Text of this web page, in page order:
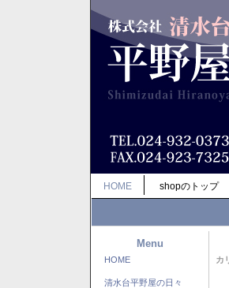
HOME shopのトップ
Menu
HOME
清水台平野屋の日々
カ